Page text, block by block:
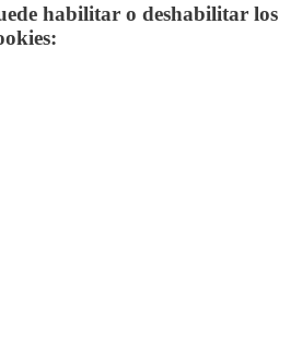
habilitar o deshabilitar los